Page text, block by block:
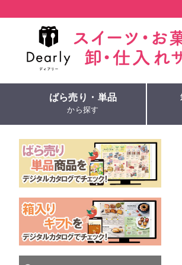
ばら売り・単品
から探す